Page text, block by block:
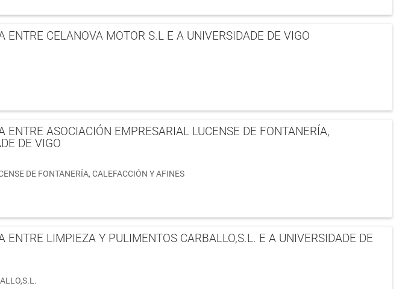
ENTRE CELANOVA MOTOR S.L E A UNIVERSIDADE DE VIGO
ENTRE ASOCIACIÓN EMPRESARIAL LUCENSE DE FONTANERÍA,
DE VIGO
DE FONTANERÍA, CALEFACCIÓN Y AFINES
ENTRE LIMPIEZA Y PULIMENTOS CARBALLO,S.L. E A UNIVERSIDADE DE